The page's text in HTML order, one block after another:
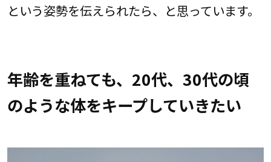
という姿勢を伝えられたら、と思っています。
年齢を重ねても、20代、30代の頃
のような体をキープしていきたい